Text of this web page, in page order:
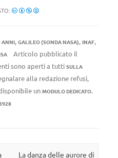
ANNI, GALILEO (SONDA NASA), INAF,
Articolo pubblicato il
sono aperti a tutti SULLA
alla redazione refusi,
un MODULO DEDICATO.
La danza delle aurore di